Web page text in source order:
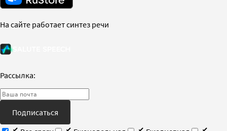
На сайте работает синтез речи
Рассылка:
Подписаться